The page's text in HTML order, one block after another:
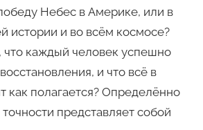
Небес в Америке, или в
истории и во всём космосе?
что каждый человек успешно
и что всё в
как полагается? Определённо
представляет собой